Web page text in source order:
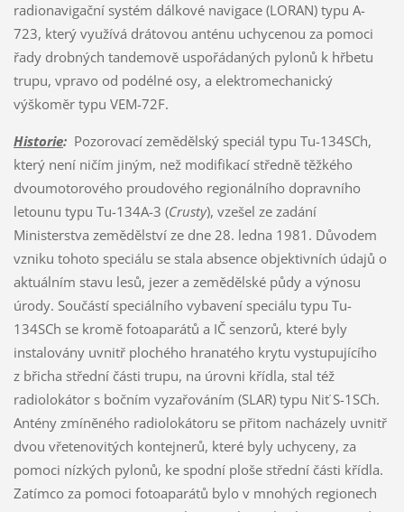
radionavigační systém dálkové navigace (LORAN) typu A-
723, který využívá drátovou anténu uchycenou za pomoci
řady drobných tandemově uspořádaných pylonů k hřbetu
trupu, vpravo od podélné osy, a elektromechanický
výškoměr typu VEM-72F.
Historie:Pozorovací zemědělský speciál typu Tu-134SCh,
který není ničím jiným, než modifikací středně těžkého
dvoumotorového proudového regionálního dopravního
letounu typu Tu-134A-3 (Crusty), vzešel ze zadání
Ministerstva zemědělství ze dne 28. ledna 1981. Důvodem
vzniku tohoto speciálu se stala absence objektivních údajů o
aktuálním stavu lesů, jezer a zemědělské půdy a výnosu
úrody. Součástí speciálního vybavení speciálu typu Tu-
134SCh se kromě fotoaparátů a IČ senzorů, které byly
instalovány uvnitř plochého hranatého krytu vystupujícího
z břicha střední části trupu, na úrovni křídla, stal též
radiolokátor s bočním vyzařováním (SLAR) typu Niť S-1SCh.
Antény zmíněného radiolokátoru se přitom nacházely uvnitř
dvou vřetenovitých kontejnerů, které byly uchyceny, za
pomoci nízkých pylonů, ke spodní ploše střední části křídla.
Zatímco za pomoci fotoaparátů bylo v mnohých regionech